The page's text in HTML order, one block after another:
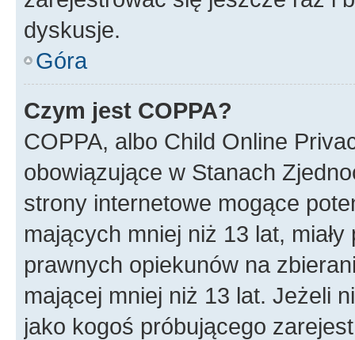
dyskusje.
Góra
Czym jest COPPA?
COPPA, albo Child Online
obowiązujące w Stanach
strony internetowe mogące
mających mniej niż 13 lat,
prawnych opiekunów na
mającej mniej niż 13 lat. Jeżeli
jako kogoś próbującego